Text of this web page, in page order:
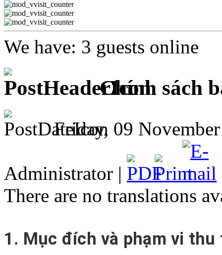
Good Life
0.00 VNĐ
We have: 3 guests online
Chính sách
Friday, 09
Administrator |
There are no translations
1. Mục đích và phạm vi